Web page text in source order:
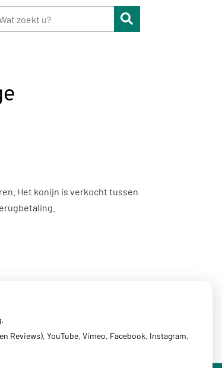
Het konijn is verkocht tussen
Reviews), YouTube, Vimeo, Facebook, Instagram,